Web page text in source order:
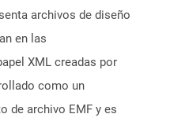
archivos de diseño
en las
XML creadas por
como un
de archivo EMF y es